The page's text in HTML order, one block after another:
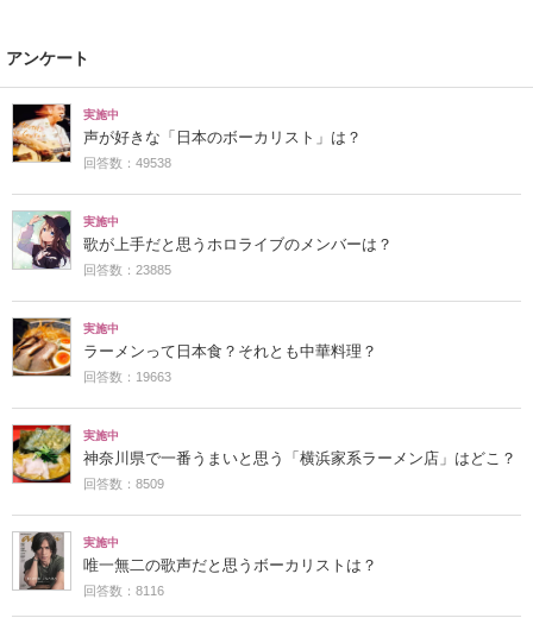
アンケート
実施中
声が好きな「日本のボーカリスト」は？
回答数：49538
実施中
歌が上手だと思うホロライブのメンバーは？
回答数：23885
実施中
ラーメンって日本食？それとも中華料理？
回答数：19663
実施中
神奈川県で一番うまいと思う「横浜家系ラーメン店」はどこ？
回答数：8509
実施中
唯一無二の歌声だと思うボーカリストは？
回答数：8116